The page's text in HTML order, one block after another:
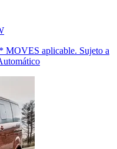
* MOVES aplicable. Sujeto a